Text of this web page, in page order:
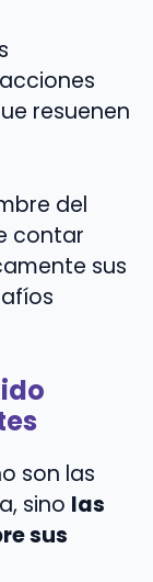
resuenen
del
contar
sus
son las
sino las
sus